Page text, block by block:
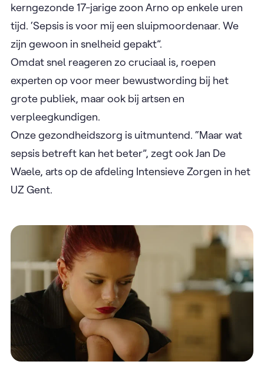
kerngezonde 17-jarige zoon Arno op enkele uren
tijd. ‘Sepsis is voor mij een sluipmoordenaar. We
zijn gewoon in snelheid gepakt”.
Omdat snel reageren zo cruciaal is, roepen
experten op voor meer bewustwording bij het
grote publiek, maar ook bij artsen en
verpleegkundigen.
Onze gezondheidszorg is uitmuntend. “Maar wat
sepsis betreft kan het beter”, zegt ook Jan De
Waele, arts op de afdeling Intensieve Zorgen in het
UZ Gent.